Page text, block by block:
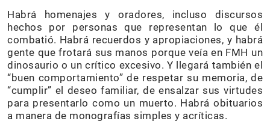
Habrá homenajes y oradores, incluso discursos
hechos por personas que representan lo que él
combatió. Habrá recuerdos y apropiaciones, y habrá
gente que frotará sus manos porque veía en FMH un
dinosaurio o un crítico excesivo. Y llegará también el
“buen comportamiento” de respetar su memoria, de
“cumplir” el deseo familiar, de ensalzar sus virtudes
para presentarlo como un muerto. Habrá obituarios
a manera de monografías simples y acríticas.